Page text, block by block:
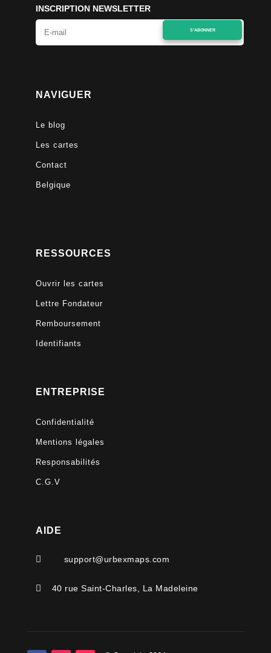
INSCRIPTION NEWSLETTER
S'ABONNER
NAVIGUER
Le blog
Les cartes
Contact
Belgique
RESSOURCES
Ouvrir les cartes
Lettre Fondateur
Remboursement
Identifiants
ENTREPRISE
Confidentialité
Mentions légales
Responsabilités
C.G.V
AIDE
 support@urbexmaps.com
 40 rue Saint-Charles, La Madeleine